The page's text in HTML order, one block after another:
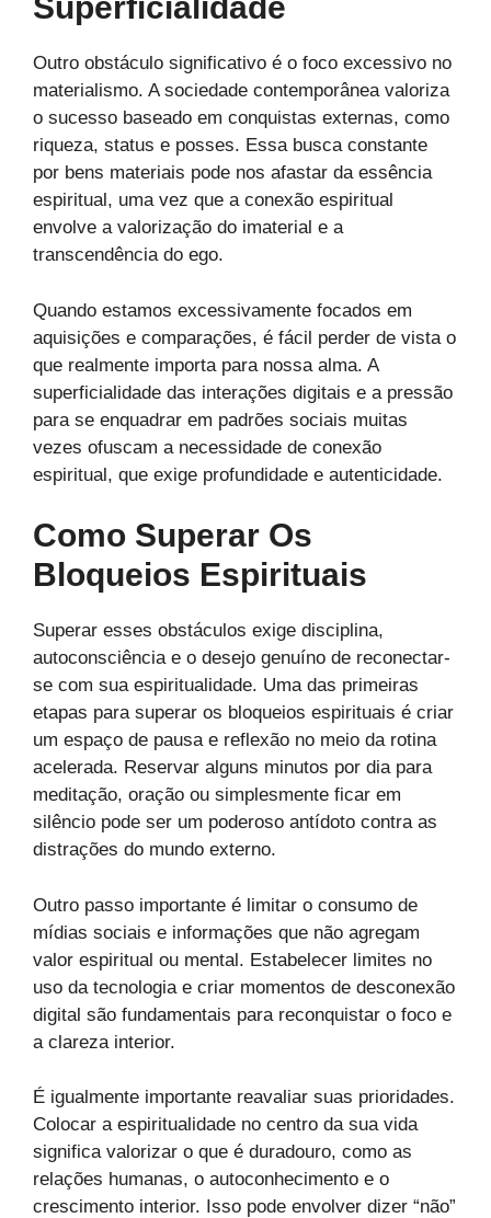
Outro obstáculo significativo é o foco excessivo no
materialismo. A sociedade contemporânea valoriza
o sucesso baseado em conquistas externas, como
riqueza, status e posses. Essa busca constante
por bens materiais pode nos afastar da essência
espiritual, uma vez que a conexão espiritual
envolve a valorização do imaterial e a
transcendência do ego.
Quando estamos excessivamente focados em
aquisições e comparações, é fácil perder de vista o
que realmente importa para nossa alma. A
superficialidade das interações digitais e a pressão
para se enquadrar em padrões sociais muitas
vezes ofuscam a necessidade de conexão
espiritual, que exige profundidade e autenticidade.
Como Superar Os
Bloqueios Espirituais
Superar esses obstáculos exige disciplina,
autoconsciência e o desejo genuíno de reconectar-
se com sua espiritualidade. Uma das primeiras
etapas para superar os bloqueios espirituais é criar
um espaço de pausa e reflexão no meio da rotina
acelerada. Reservar alguns minutos por dia para
meditação, oração ou simplesmente ficar em
silêncio pode ser um poderoso antídoto contra as
distrações do mundo externo.
Outro passo importante é limitar o consumo de
mídias sociais e informações que não agregam
valor espiritual ou mental. Estabelecer limites no
uso da tecnologia e criar momentos de desconexão
digital são fundamentais para reconquistar o foco e
a clareza interior.
É igualmente importante reavaliar suas prioridades.
Colocar a espiritualidade no centro da sua vida
significa valorizar o que é duradouro, como as
relações humanas, o autoconhecimento e o
crescimento interior. Isso pode envolver dizer “não”